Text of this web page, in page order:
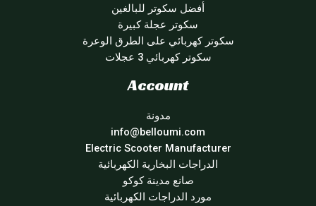
أفضل سكوتر للبالغين
سكوتر عجلة كبيرة
سكوتر كهربائي على الطرق الوعرة
سكوتر كهربائي 3 عجلات
Account
مدونة
info@belloumi.com
Electric Scooter Manufacturer
الدراجات البخارية الكهربائية
صانع مدينة كوكو
مورد الدراجات الكهربائية